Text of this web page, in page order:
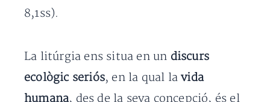
8,1ss).
La litúrgia ens situa en un discurs
ecològic seriós, en la qual lavida
humana, des de la seva concepció, és el